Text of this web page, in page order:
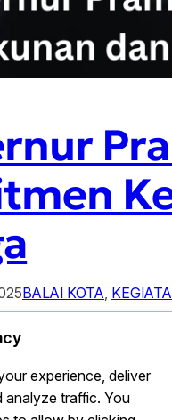
BALAI KOTA,
Tegaskan Salah
penting
bersama jajaran
dan…
experience, deliver
analyze traffic. You